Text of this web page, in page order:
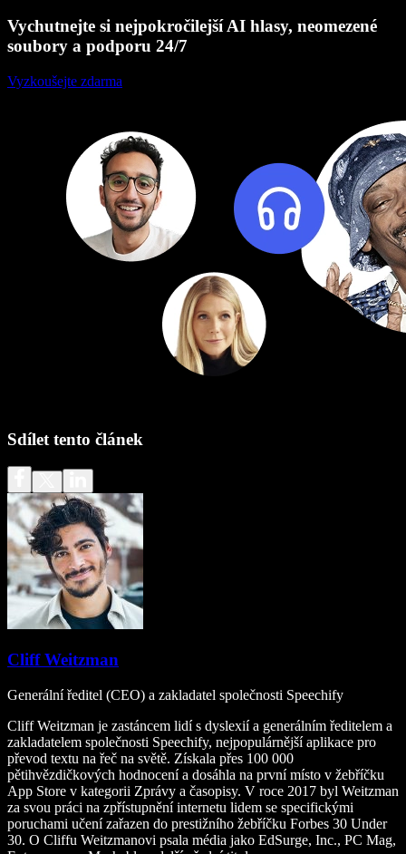
Vychutnejte si nejpokročilejší AI hlasy, neomezené
soubory a podporu 24/7
Vyzkoušejte zdarma
Sdílet tento článek
Cliff Weitzman
Generální ředitel (CEO) a zakladatel společnosti Speechify
Cliff Weitzman je zastáncem lidí s dyslexií a generálním ředitelem a
zakladatelem společnosti Speechify, nejpopulárnější aplikace pro
převod textu na řeč na světě. Získala přes 100 000
pětihvězdičkových hodnocení a dosáhla na první místo v žebříčku
App Store v kategorii Zprávy a časopisy. V roce 2017 byl Weitzman
za svou práci na zpřístupnění internetu lidem se specifickými
poruchami učení zařazen do prestižního žebříčku Forbes 30 Under
30. O Cliffu Weitzmanovi psala média jako EdSurge, Inc., PC Mag,